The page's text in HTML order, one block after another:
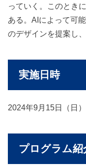
っていく。このとき
ある。AIによって可
のデザインを提案し
実施日時
2024年9月15日（日
プログラム紹